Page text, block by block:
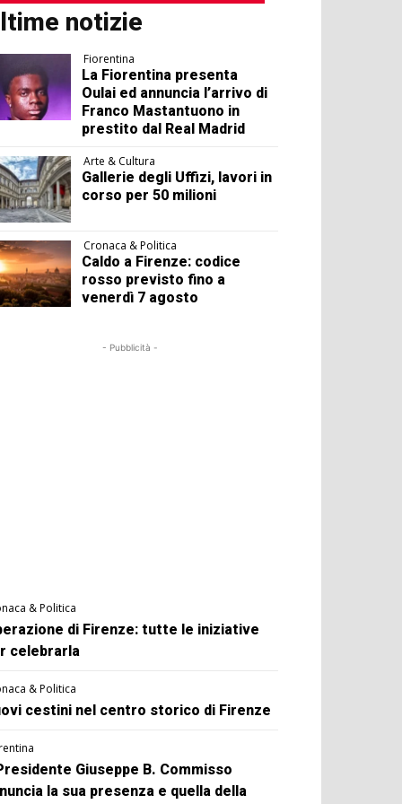
notizie
Fiorentina
La Fiorentina presenta
Oulai ed annuncia l’arrivo di
Franco Mastantuono in
prestito dal Real Madrid
Arte & Cultura
Gallerie degli Uffizi, lavori in
corso per 50 milioni
Cronaca & Politica
Caldo a Firenze: codice
rosso previsto fino a
venerdì 7 agosto
- Pubblicità -
& Politica
di Firenze: tutte le iniziative
celebrarla
& Politica
cestini nel centro storico di Firenze
Giuseppe B. Commisso
la sua presenza e quella della